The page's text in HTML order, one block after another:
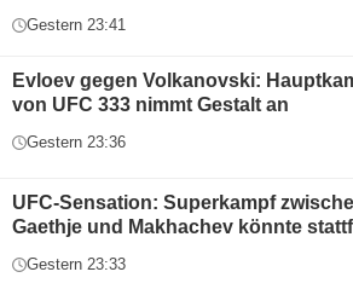
Gestern 23:41
Evloev gegen Volkanovski:
von UFC 333 nimmt Gestalt an
Gestern 23:36
UFC-Sensation: Superkampf
Gaethje und Makhachev könnte
Gestern 23:33